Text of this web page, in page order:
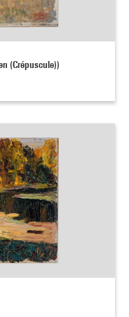
(Crépuscule))